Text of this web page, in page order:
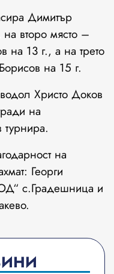
Димитър
второ място –
13 г., а на трето
на 15 г.
Христо Доков
на
турнира.
на
Георги
с.Градешница и